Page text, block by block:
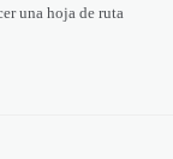
una hoja de ruta